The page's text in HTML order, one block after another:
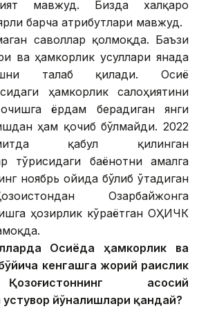
мавжуд. Бизда халқаро
барча атрибутлари мавжуд.
саволлар қолмоқда. Баъзи
ва ҳамкорлик усуллари янада
талаб қилади. Осиё
ҳамкорлик салоҳиятини
ёрдам берадиган янги
ҳам қочиб бўлмайди. 2022
қабул қилинган
тўғрисидаги баёнотни амалга
ноябрь ойида бўлиб ўтадиган
Озарбайжонга
ҳозирлик кўраётган ОҲИЧК
Осиёда ҳамкорлик ва
кенгашга жорий раислик
асосий
йўналишлари қандай?